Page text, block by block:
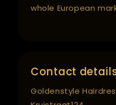
whole European
Contact
Goldenstyle